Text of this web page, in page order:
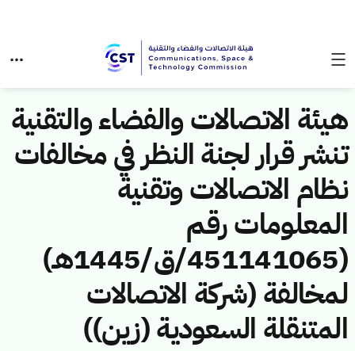
هيئة الاتصالات والفضاء والتقنية
تنشر قرار لجنة النظر في مخالفات
نظام الاتصالات وتقنية
المعلومات رقم
(451141065/ق/1445هـ)
لمخالفة (شركة الاتصالات
المتنقلة السعودية (زين))